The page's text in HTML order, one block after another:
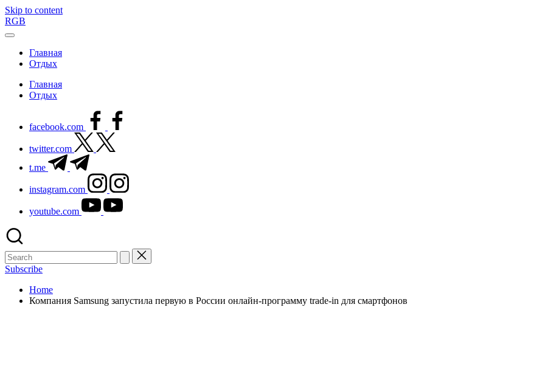
Skip to content
RGB
Главная
Отдых
Главная
Отдых
facebook.com
twitter.com
t.me
instagram.com
youtube.com
Subscribe
Home
Компания Samsung запустила первую в России онлайн-программу trade-in для смартфонов